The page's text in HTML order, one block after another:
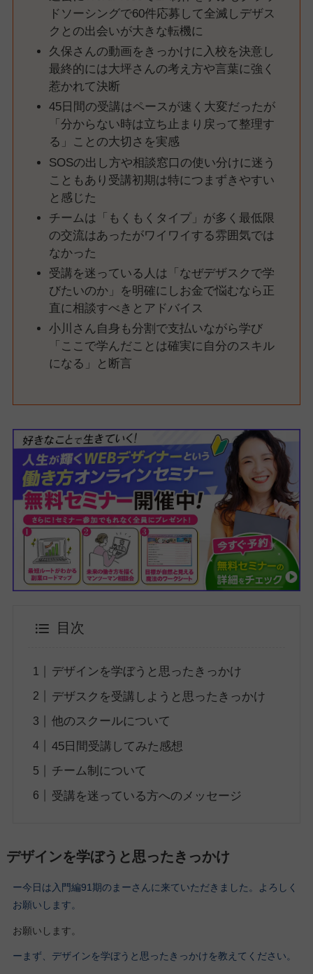
ドソーシングで60件応募して全滅しデザス
クとの出会いが大きな転機に
久保さんの動画をきっかけに入校を決意し
最終的には大坪さんの考え方や言葉に強く
惹かれて決断
45日間の受講はペースが速く大変だったが
「分からない時は立ち止まり戻って整理す
る」ことの大切さを実感
SOSの出し方や相談窓口の使い分けに迷う
こともあり受講初期は特につまずきやすい
と感じた
チームは「もくもくタイプ」が多く最低限
の交流はあったがワイワイする雰囲気では
なかった
受講を迷っている人は「なぜデザスクで学
びたいのか」を明確にしお金で悩むなら正
直に相談すべきとアドバイス
小川さん自身も分割で支払いながら学び
「ここで学んだことは確実に自分のスキル
になる」と断言
目次
デザインを学ぼうと思ったきっかけ
デザスクを受講しようと思ったきっかけ
他のスクールについて
45日間受講してみた感想
チーム制について
受講を迷っている方へのメッセージ
デザインを学ぼうと思ったきっかけ
ー今日は入門編91期のまーさんに来ていただきました。よろしく
お願いします。
お願いします。
ーまず、デザインを学ぼうと思ったきっかけを教えてください。